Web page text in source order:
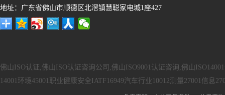
地址：广东省佛山市顺德区北滘镇慧聪家电城1座427
佛山ISO认证,佛山ISO认证咨询公司,佛山ISO9001认证咨询,佛山
14001环境45001职业健康安全IATF16949汽车行业10012测量27001信息